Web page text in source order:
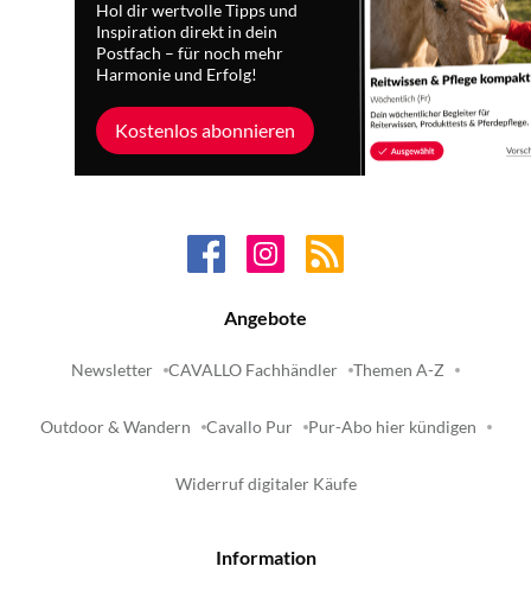
Hol dir wertvolle Tipps und
Inspiration direkt in dein
Postfach – für noch mehr
Harmonie und Erfolg!
Kostenlos abonnieren
Angebote
Newsletter CAVALLO Fachhändler Themen A-Z
Outdoor & Wandern Cavallo Pur Pur-Abo hier kündigen
Widerruf digitaler Käufe
Information